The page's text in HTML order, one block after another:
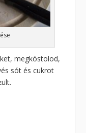
megkóstolod,
sót és cukrot